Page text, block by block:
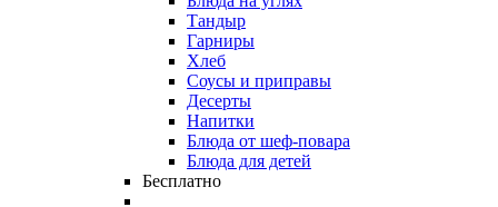
Тандыр
Гарниры
Хлеб
Соусы и приправы
Десерты
Напитки
Блюда от шеф-повара
Блюда для детей
Бесплатно